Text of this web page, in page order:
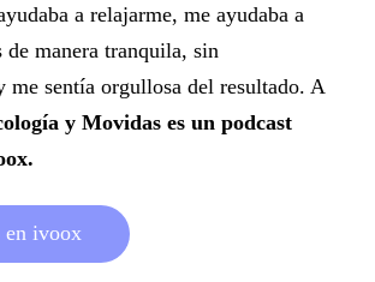
a relajarme, me ayudaba a
manera tranquila, sin
me sentía orgullosa del resultado. A
y Movidas es un podcast
en ivoox